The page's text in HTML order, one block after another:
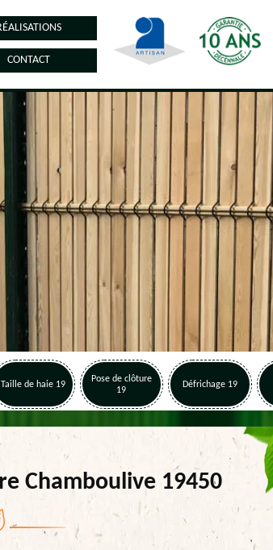
CONTACT
Taille de haie 19
Pose de clôture
19
Défrichage 19
Chamboulive 19450